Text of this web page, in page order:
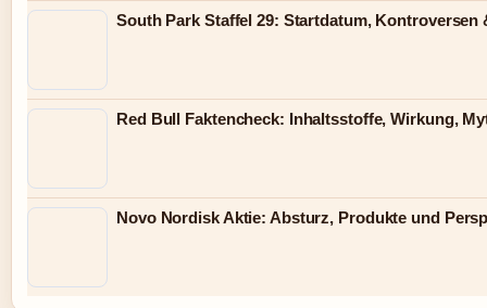
South Park Staffel 29: Startdatum, Kontroversen
Red Bull Faktencheck: Inhaltsstoffe, Wirkung,
Novo Nordisk Aktie: Absturz, Produkte und